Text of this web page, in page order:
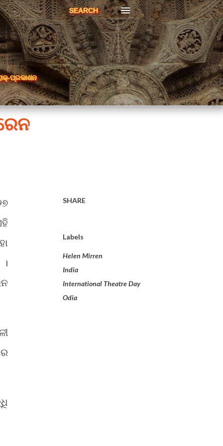
SEARCH
ପ୍ରକାଶନ
SHARE
Labels
Helen Mirren
India
International Theatre Day
Odia